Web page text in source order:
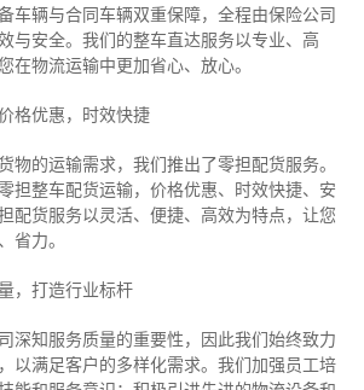
车辆与合同车辆双重保障，全程由保险公司
与安全。我们的整车直达服务以专业、高
在物流运输中更加省心、放心。
格优惠，时效快捷
物的运输需求，我们推出了零担配货服务。
担整车配货运输，价格优惠、时效快捷、安
配货服务以灵活、便捷、高效为特点，让您
省力。
，打造行业标杆
深知服务质量的重要性，因此我们始终致力
以满足客户的多样化需求。我们加强员工培